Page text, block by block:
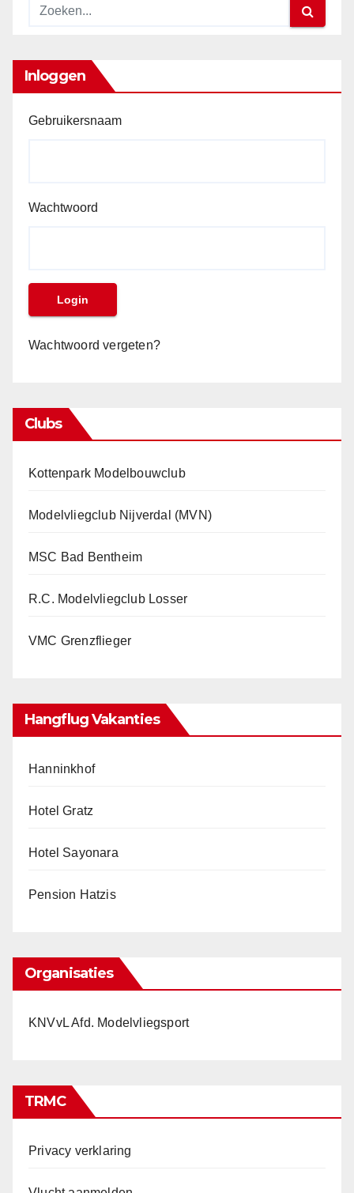
Inloggen
Gebruikersnaam
Wachtwoord
Wachtwoord vergeten?
Clubs
Kottenpark Modelbouwclub
Modelvliegclub Nijverdal (MVN)
MSC Bad Bentheim
R.C. Modelvliegclub Losser
VMC Grenzflieger
Hangflug Vakanties
Hanninkhof
Hotel Gratz
Hotel Sayonara
Pension Hatzis
Organisaties
KNVvL Afd. Modelvliegsport
TRMC
Privacy verklaring